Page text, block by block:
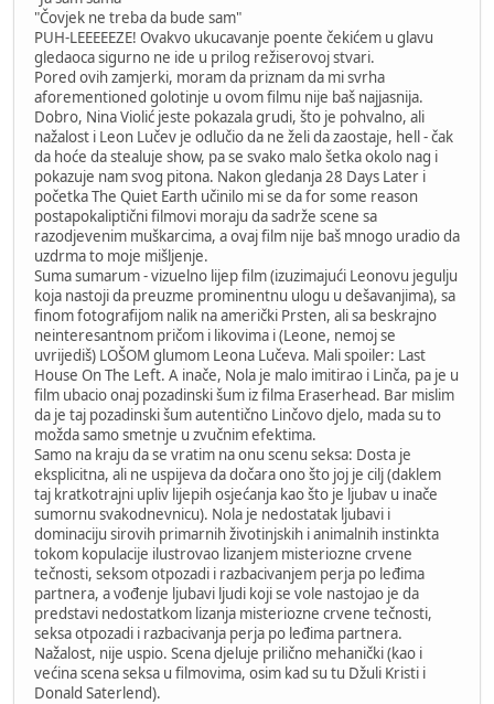
"Čovjek ne treba da bude sam"
PUH-LEEEEEZE! Ovakvo ukucavanje poente čekićem u glavu
gledaoca sigurno ne ide u prilog režiserovoj stvari.
Pored ovih zamjerki, moram da priznam da mi svrha
aforementioned golotinje u ovom filmu nije baš najjasnija.
Dobro, Nina Violić jeste pokazala grudi, što je pohvalno, ali
nažalost i Leon Lučev je odlučio da ne želi da zaostaje, hell - čak
da hoće da stealuje show, pa se svako malo šetka okolo nag i
pokazuje nam svog pitona. Nakon gledanja 28 Days Later i
početka The Quiet Earth učinilo mi se da for some reason
postapokaliptični filmovi moraju da sadrže scene sa
razodjevenim muškarcima, a ovaj film nije baš mnogo uradio da
uzdrma to moje mišljenje.
Suma sumarum - vizuelno lijep film (izuzimajući Leonovu jegulju
koja nastoji da preuzme prominentnu ulogu u dešavanjima), sa
finom fotografijom nalik na američki Prsten, ali sa beskrajno
neinteresantnom pričom i likovima i (Leone, nemoj se
uvrijediš) LOŠOM glumom Leona Lučeva. Mali spoiler: Last
House On The Left. A inače, Nola je malo imitirao i Linča, pa je u
film ubacio onaj pozadinski šum iz filma Eraserhead. Bar mislim
da je taj pozadinski šum autentično Linčovo djelo, mada su to
možda samo smetnje u zvučnim efektima.
Samo na kraju da se vratim na onu scenu seksa: Dosta je
eksplicitna, ali ne uspijeva da dočara ono što joj je cilj (daklem
taj kratkotrajni upliv lijepih osjećanja kao što je ljubav u inače
sumornu svakodnevnicu). Nola je nedostatak ljubavi i
dominaciju sirovih primarnih životinjskih i animalnih instinkta
tokom kopulacije ilustrovao lizanjem misteriozne crvene
tečnosti, seksom otpozadi i razbacivanjem perja po leđima
partnera, a vođenje ljubavi ljudi koji se vole nastojao je da
predstavi nedostatkom lizanja misteriozne crvene tečnosti,
seksa otpozadi i razbacivanja perja po leđima partnera.
Nažalost, nije uspio. Scena djeluje prilično mehanički (kao i
većina scena seksa u filmovima, osim kad su tu Džuli Kristi i
Donald Saterlend).